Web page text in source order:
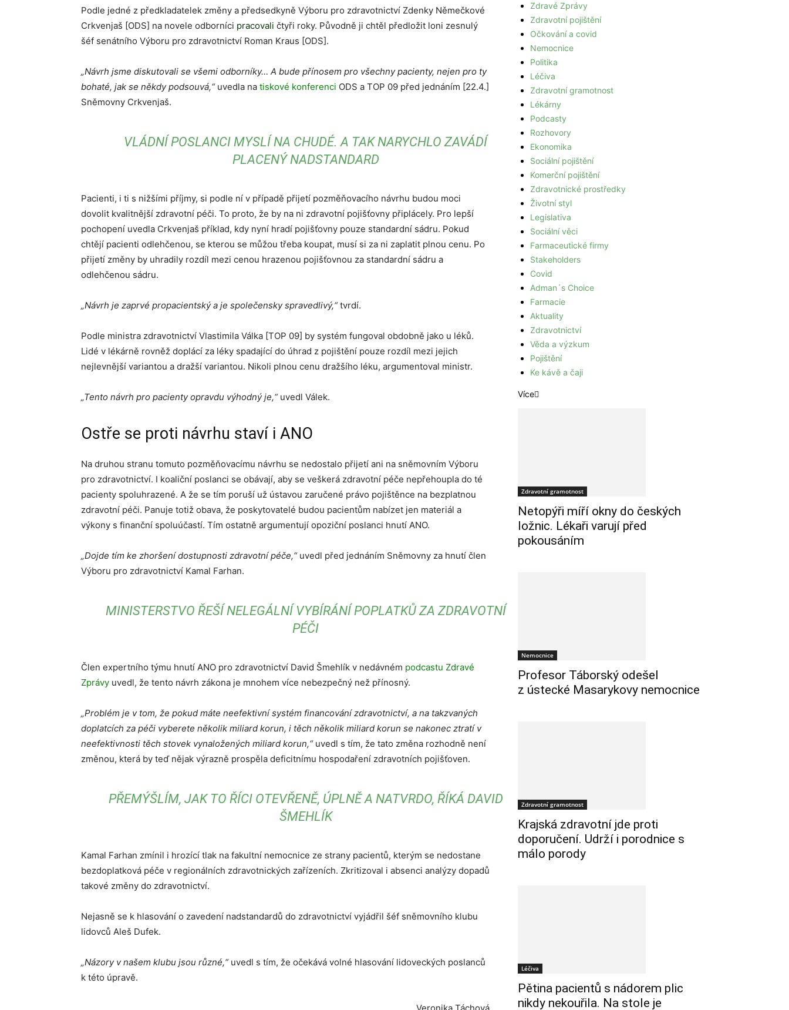
Podle jedné z předkladatelek změny a předsedkyně Výboru pro zdravotnictví Zdenky Němečkové
Crkvenjaš [ODS] na novele odborníci pracovali čtyři roky. Původně ji chtěl předložit loni zesnulý
šéf senátního Výboru pro zdravotnictví Roman Kraus [ODS].
„Návrh jsme diskutovali se všemi odborníky… A bude přínosem pro všechny pacienty, nejen pro ty
bohaté, jak se někdy podsouvá,“uvedla na tiskové konferenci ODS a TOP 09 před jednáním [22.4.]
Sněmovny Crkvenjaš.
VLÁDNÍ POSLANCI MYSLÍ NA CHUDÉ. A TAK NARYCHLO ZAVÁDÍ
PLACENÝ NADSTANDARD
Pacienti, i ti s nižšími příjmy, si podle ní v případě přijetí pozměňovacího návrhu budou moci
dovolit kvalitnější zdravotní péči. To proto, že by na ni zdravotní pojišťovny připlácely. Pro lepší
pochopení uvedla Crkvenjaš příklad, kdy nyní hradí pojišťovny pouze standardní sádru. Pokud
chtějí pacienti odlehčenou, se kterou se můžou třeba koupat, musí si za ni zaplatit plnou cenu. Po
přijetí změny by uhradily rozdíl mezi cenou hrazenou pojišťovnou za standardní sádru a
odlehčenou sádru.
„Návrh je zaprvé propacientský a je společensky spravedlivý,“tvrdí.
Podle ministra zdravotnictví Vlastimila Válka [TOP 09] by systém fungoval obdobně jako u léků.
Lidé v lékárně rovněž doplácí za léky spadající do úhrad z pojištění pouze rozdíl mezi jejich
nejlevnější variantou a dražší variantou. Nikoli plnou cenu dražšího léku, argumentoval ministr.
„Tento návrh pro pacienty opravdu výhodný je,“ uvedl Válek.
Ostře se proti návrhu staví i ANO
Na druhou stranu tomuto pozměňovacímu návrhu se nedostalo přijetí ani na sněmovním Výboru
pro zdravotnictví. I koaliční poslanci se obávají, aby se veškerá zdravotní péče nepřehoupla do té
pacienty spoluhrazené. A že se tím poruší už ústavou zaručené právo pojištěnce na bezplatnou
zdravotní péči. Panuje totiž obava, že poskytovatelé budou pacientům nabízet jen materiál a
výkony s finanční spoluúčastí. Tím ostatně argumentují opoziční poslanci hnutí ANO.
„Dojde tím ke zhoršení dostupnosti zdravotní péče,“ uvedl před jednáním Sněmovny za hnutí člen
Výboru pro zdravotnictví Kamal Farhan.
MINISTERSTVO ŘEŠÍ NELEGÁLNÍ VYBÍRÁNÍ POPLATKŮ ZA ZDRAVOTNÍ
PÉČI
Člen expertního týmu hnutí ANO pro zdravotnictví David Šmehlík v nedávném podcastu Zdravé
Zprávy uvedl, že tento návrh zákona je mnohem více nebezpečný než přínosný.
„Problém je v tom, že pokud máte neefektivní systém financování zdravotnictví, a na takzvaných
doplatcích za péči vyberete několik miliard korun, i těch několik miliard korun se nakonec ztratí v
neefektivnosti těch stovek vynaložených miliard korun,“ uvedl s tím, že tato změna rozhodně není
změnou, která by teď nějak výrazně prospěla deficitnímu hospodaření zdravotních pojišťoven.
PŘEMÝŠLÍM, JAK TO ŘÍCI OTEVŘENĚ, ÚPLNĚ A NATVRDO, ŘÍKÁ DAVID
ŠMEHLÍK
Kamal Farhan zmínil i hrozící tlak na fakultní nemocnice ze strany pacientů, kterým se nedostane
bezdoplatková péče v regionálních zdravotnických zařízeních. Zkritizoval i absenci analýzy dopadů
takové změny do zdravotnictví.
Nejasně se k hlasování o zavedení nadstandardů do zdravotnictví vyjádřil šéf sněmovního klubu
lidovců Aleš Dufek.
„Názory v našem klubu jsou různé,“uvedl s tím, že očekává volné hlasování lidoveckých poslanců
k této úpravě.
Zdravé Zprávy
Zdravotní pojištění
Očkování a covid
Nemocnice
Politika
Léčiva
Zdravotní gramotnost
Lékárny
Podcasty
Rozhovory
Ekonomika
Sociální pojištění
Komerční pojištění
Zdravotnické prostředky
Životní styl
Legislativa
Sociální věci
Farmaceutické firmy
Stakeholders
Covid
Adman´s Choice
Farmacie
Aktuality
Zdravotnictví
Věda a výzkum
Pojištění
Ke kávě a čaji
Více
Zdravotní gramotnost
Netopýři míří okny do českých
ložnic. Lékaři varují před
pokousáním
Nemocnice
Profesor Táborský odešel
z ústecké Masarykovy nemocnice
Zdravotní gramotnost
Krajská zdravotní jde proti
doporučení. Udrží i porodnice s
málo porody
Léčiva
Pětina pacientů s nádorem plic
nikdy nekouřila. Na stole je